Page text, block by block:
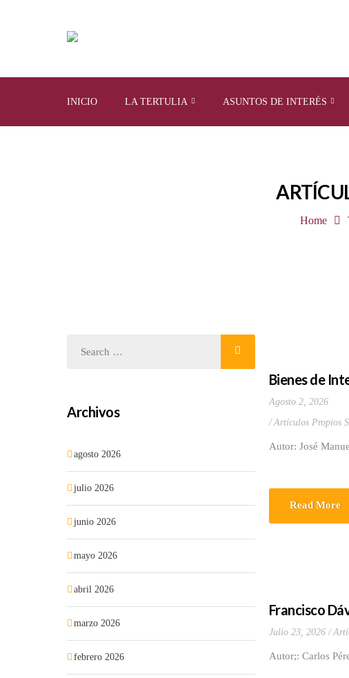
INICIO LA TERTULIA ASUNTOS DE INTERÉS
Home
Bienes de
Agosto 2, 2026
Artículos Propios
Autor: José
Read More
Francisco
Julio 23, 2026
Autor;: Carlos
Archivos
agosto 2026
julio 2026
junio 2026
mayo 2026
abril 2026
marzo 2026
febrero 2026